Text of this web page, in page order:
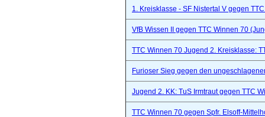
1. Kreisklasse - SF Nistertal V gegen
VfB Wissen II gegen TTC Winnen 70
TTC Winnen 70 Jugend 2. Kreisklasse:
Furioser Sieg gegen den
Jugend 2. KK: TuS Irmtraut gegen TTC
TTC Winnen 70 gegen Spfr. Elsoff-